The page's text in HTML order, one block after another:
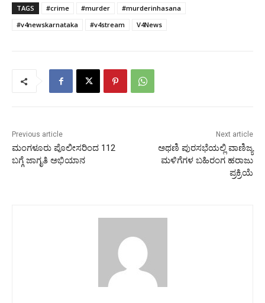
TAGS #crime #murder
#murderinhasana
#v4newskarnataka
#v4stream V4News
Previous article
ಮಂಗಳೂರು ಪೊಲೀಸರಿಂದ 112
ಬಗ್ಗೆ ಜಾಗೃತಿ ಅಭಿಯಾನ
Next article
ಅಥಣಿ ಪುರಸಭೆಯಲ್ಲಿ ವಾಣಿಜ್ಯ
ಮಳಿಗೆಗಳ ಬಹಿರಂಗ ಹರಾಜು
ಪ್ರಕ್ರಿಯೆ